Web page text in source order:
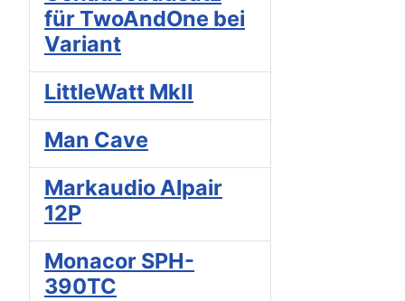
für TwoAndOne bei
Variant
LittleWatt MkII
Man Cave
Markaudio Alpair
12P
Monacor SPH-
390TC